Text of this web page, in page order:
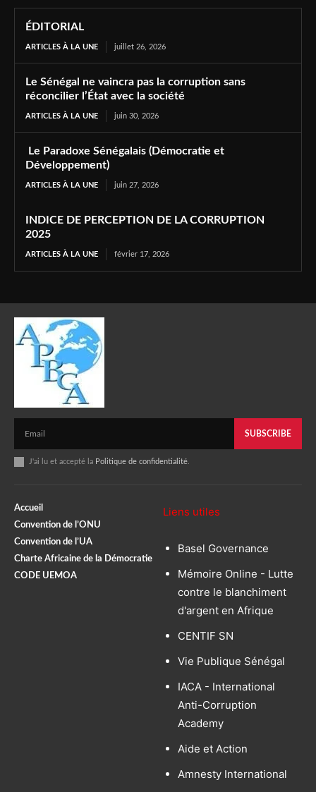
ÉDITORIAL
ARTICLES À LA UNE juillet 26, 2026
Le Sénégal ne vaincra pas la corruption sans
réconcilier l’État avec la société
ARTICLES À LA UNE juin 30, 2026
Le Paradoxe Sénégalais (Démocratie et
Développement)
ARTICLES À LA UNE juin 27, 2026
INDICE DE PERCEPTION DE LA CORRUPTION
2025
ARTICLES À LA UNE février 17, 2026
SUBSCRIBE
J'ai lu et accepté la Politique de confidentialité
Accueil
Convention de l’ONU
Convention de l’UA
Charte Africaine de la Démocratie
CODE UEMOA
Liens utiles
Basel Governance
Mémoire Online - Lutte
contre le blanchiment
d'argent en Afrique
CENTIF SN
Vie Publique Sénégal
IACA - International
Anti-Corruption
Academy
Aide et Action
Amnesty International